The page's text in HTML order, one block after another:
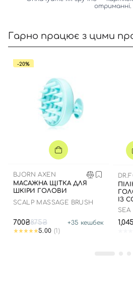
отриманні.
Гарно працює з цими
-20%
BJORN AXEN
МАСАЖНА ЩІТКА ДЛЯ
ШКІРИ ГОЛОВИ
SCALP MASSAGE BRUSH
700₴875₴ +35 кешбек
5.00 (1)
ІЗ
300
SEA
Вхід
Номер телефону
Відправляючи форму для
приймаєте умовиУгоди
Далі
Увійти за